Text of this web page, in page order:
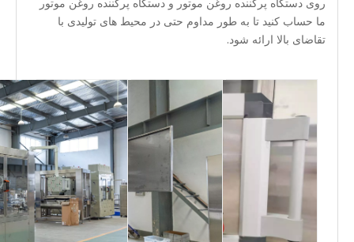
ما حساب کنید تا به طور مداوم حتی در محیط های تولیدی با
تقاضای بالا ارائه شود.